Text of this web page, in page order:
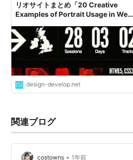
リオサイトまとめ「20 Creative
Examples of Portrait Usage in Web
design-develop.net
関連ブログ
costowns • 1年前